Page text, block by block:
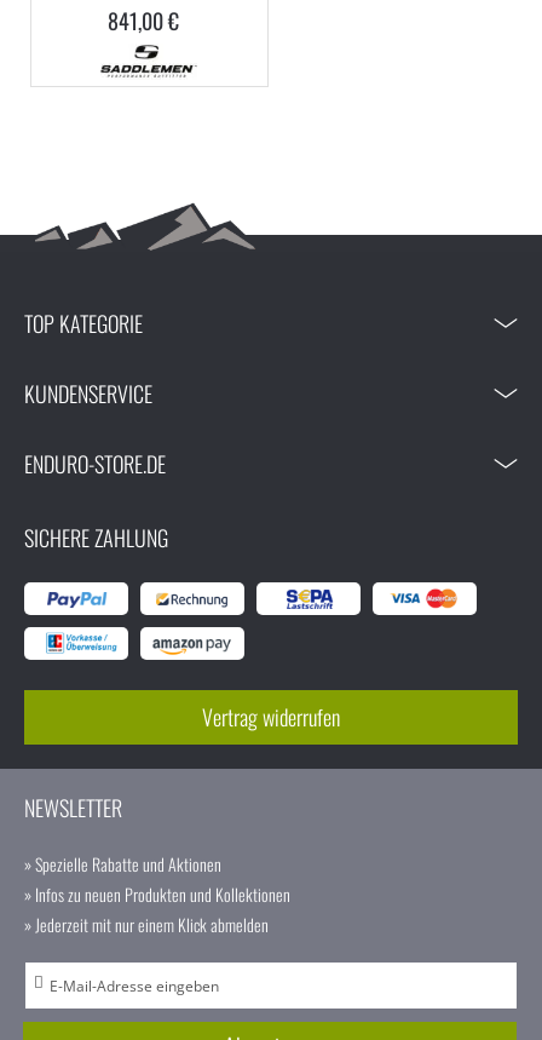
841,00 €
TOP KATEGORIE
KUNDENSERVICE
ENDURO-STORE.DE
SICHERE ZAHLUNG
Vertrag widerrufen
NEWSLETTER
» Spezielle Rabatte und Aktionen
» Infos zu neuen Produkten und Kollektionen
» Jederzeit mit nur einem Klick abmelden
m